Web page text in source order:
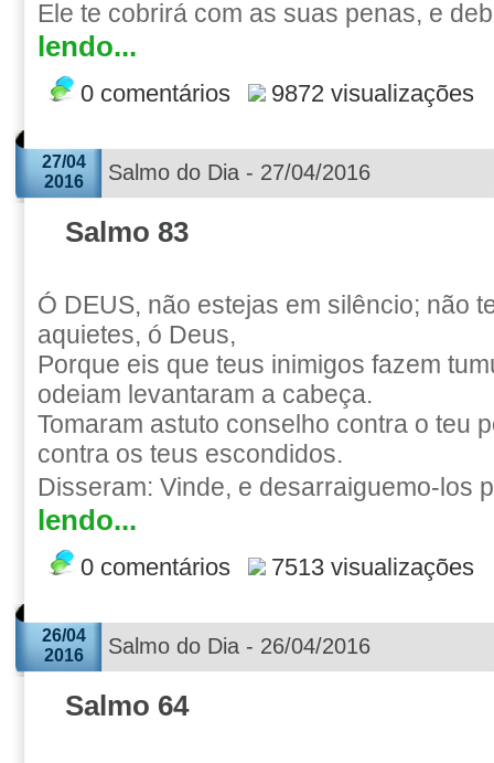
Ele te cobrirá com as suas penas, e
lendo...
0 comentários 9872 visualizações
27/04
2016
Salmo do Dia - 27/04/2016
Salmo 83
Ó DEUS, não estejas em silêncio; não
aquietes, ó Deus,
Porque eis que teus inimigos fazem
odeiam levantaram a cabeça.
Tomaram astuto conselho contra o teu
contra os teus escondidos.
Disseram: Vinde, e desarraiguemo-los
lendo...
0 comentários 7513 visualizações
26/04
2016
Salmo do Dia - 26/04/2016
Salmo 64